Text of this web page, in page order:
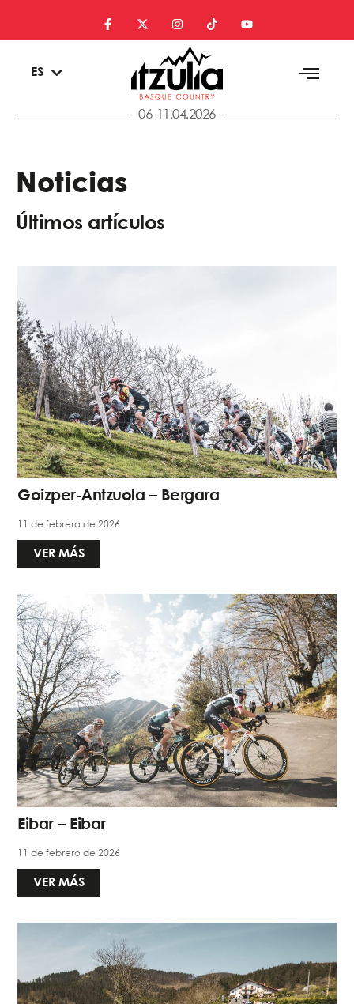
ES
EN
06-11.04.2026
Noticias
Últimos artículos
Goizper-Antzuola – Bergara
11 de febrero de 2026
VER MÁS
Eibar – Eibar
11 de febrero de 2026
VER MÁS